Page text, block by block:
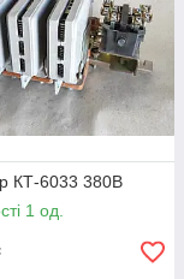
КТ-6033 380В
1 од.